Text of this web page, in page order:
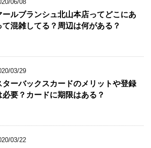
06/08
ールブランシュ北山本店ってどこにあ
て混雑してる？周辺は何がある？
03/29
ターバックスカードのメリットや登録
必要？カードに期限はある？
03/22